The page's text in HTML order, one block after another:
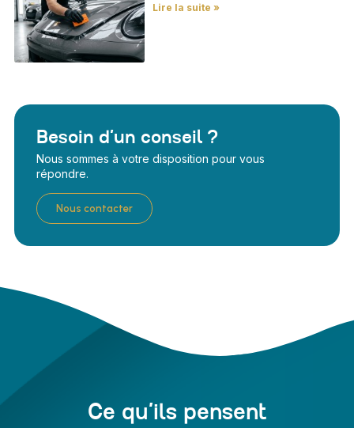
Lire la suite »
Besoin d’un conseil ?
Nous sommes à votre disposition pour vous
répondre.
Nous contacter
Ce qu’ils pensent